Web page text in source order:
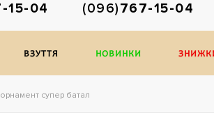
15-04 (096)767-15-04
ВЗУТТЯ НОВИНКИ
орнамент супер батал